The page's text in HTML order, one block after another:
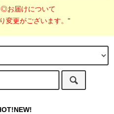
届けについて
変更がございます。"